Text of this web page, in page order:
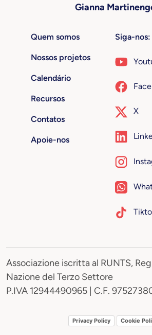
Gianna
Quem somos
Nossos projetos
Calendário
Recursos
Contatos
Apoie-nos
Siga-nos:
X
Associazione iscritta al RUNTS,
Nazione del Terzo Settore
P.IVA 12944490965 | C.F.
Privacy Policy Cookie